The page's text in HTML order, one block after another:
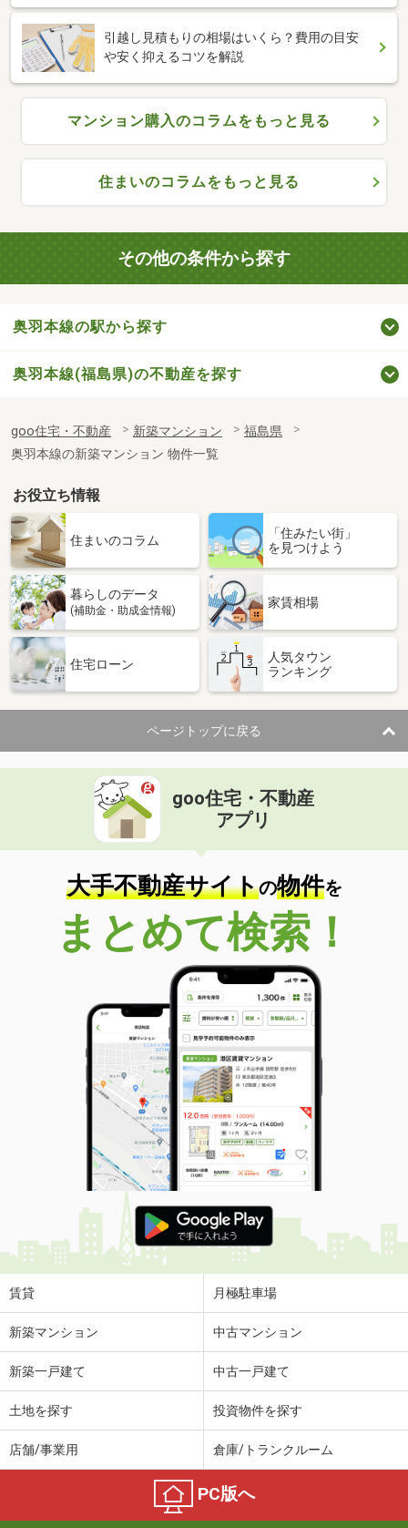
引越し見積もりの相場はいくら？費用の目安
や安く抑えるコツを解説
マンション購入のコラムをもっと見る
住まいのコラムをもっと見る
その他の条件から探す
奥羽本線の駅から探す
奥羽本線(福島県)の不動産を探す
goo住宅・不動産 新築マンション
福島県
奥羽本線の新築マンション 物件一覧
お役立ち情報
住まいのコラム
「住みたい街」
を見つけよう
暮らしのデータ
(補助金・助成金情報)
家賃相場
住宅ローン
人気タウン
ランキング
ページトップに戻る
goo住宅・不動産
アプリ
大手不動産サイトの物件を
まとめて検索！
賃貸 月極駐車場
新築マンション 中古マンション
新築一戸建て 中古一戸建て
土地を探す 投資物件を探す
店舗/事業用 倉庫/トランクルーム
PC版へ